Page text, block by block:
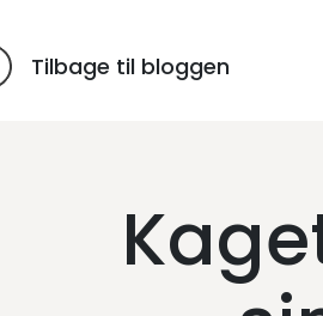
Tilbage til bloggen